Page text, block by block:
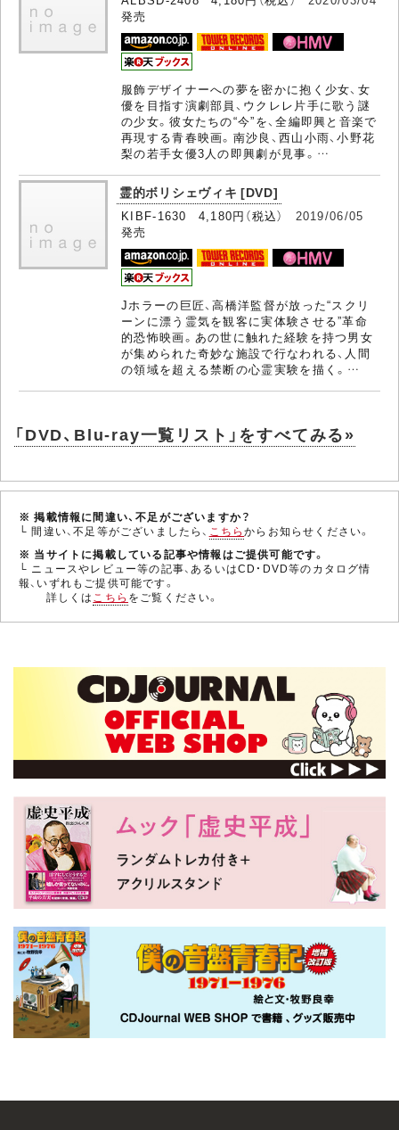
発売
服飾デザイナーへの夢を密かに抱く少女、女
優を目指す演劇部員、ウクレレ片手に歌う謎
の少女。彼女たちの“今”を、全編即興と音楽で
再現する青春映画。南沙良、西山小雨、小野花
梨の若手女優3人の即興劇が見事。…
霊的ボリシェヴィキ [DVD]
KIBF-1630 4,180円（税込） 2019/06/05
発売
Jホラーの巨匠、高橋洋監督が放った“スクリ
ーンに漂う霊気を観客に実体験させる”革命
的恐怖映画。あの世に触れた経験を持つ男女
が集められた奇妙な施設で行なわれる、人間
の領域を超える禁断の心霊実験を描く。…
「DVD、Blu-ray一覧リスト」をすべてみる»
※ 掲載情報に間違い、不足がございますか？
└ 間違い、不足等がございましたら、 こちらからお知らせください。
※ 当サイトに掲載している記事や情報はご提供可能です。
└ ニュースやレビュー等の記事、あるいはCD・DVD等のカタログ情
報、いずれもご提供可能です。
詳しくはこちら をご覧ください。